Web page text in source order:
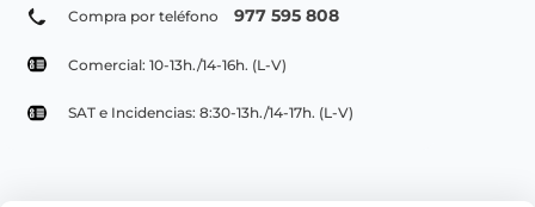
Compra por teléfono 977 595 808
Comercial: 10-13h./14-16h. (L-V)
SAT e Incidencias: 8:30-13h./14-17h. (L-V)